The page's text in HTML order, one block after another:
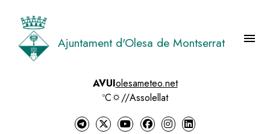
contingut
Ajuntament d'Olesa de Montserrat menu
AVUIolesameteo.net
ºC
//Assolellat